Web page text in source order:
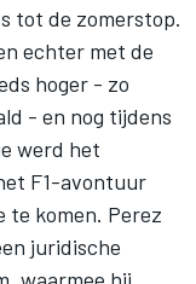
tot de zomerstop.
echter met de
hoger - zo
- en nog tijdens
werd het
F1-avontuur
te komen. Perez
juridische
waarmee hij